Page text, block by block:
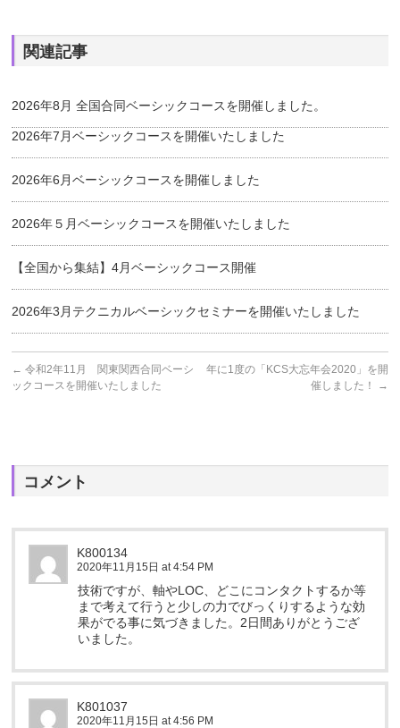
関連記事
2026年8月 全国合同ベーシックコースを開催しました。
2026年7月ベーシックコースを開催いたしました
2026年6月ベーシックコースを開催しました
2026年５月ベーシックコースを開催いたしました
【全国から集結】4月ベーシックコース開催
2026年3月テクニカルベーシックセミナーを開催いたしました
← 令和2年11月 関東関西合同ベーシ
ックコースを開催いたしました
年に1度の「KCS大忘年会2020」を開
催しました！
→
コメント
K800134
2020年11月15日 at 4:54 PM
技術ですが、軸やLOC、どこにコンタクトするか等
まで考えて行うと少しの力でびっくりするような効
果がでる事に気づきました。2日間ありがとうござ
いました。
K801037
2020年11月15日 at 4:56 PM